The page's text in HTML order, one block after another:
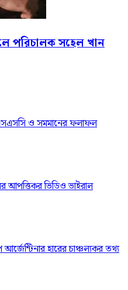
পরিচালক সহেল খান
ও সমমানের ফলাফল
আপত্তিকর ভিডিও ভাইরাল
হারের চাঞ্চল্যকর তথ্য